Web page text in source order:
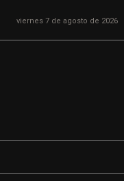
viernes 7 de agosto de 2026